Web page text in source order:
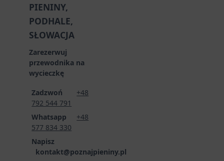
PIENINY,
PODHALE,
SŁOWACJA
Zarezerwuj
przewodnika na
wycieczkę
Zadzwoń +48
792 544 791
Whatsapp +48
577 834 330
Napisz
kontakt@poznajpieniny.pl